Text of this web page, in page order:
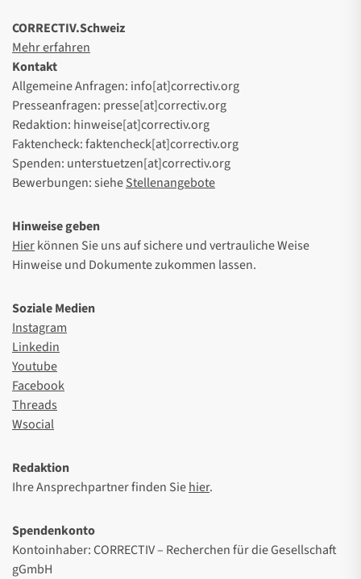
CORRECTIV.Schweiz
Mehr erfahren
Kontakt
Allgemeine Anfragen: info[at]correctiv.org
Presseanfragen: presse[at]correctiv.org
Redaktion: hinweise[at]correctiv.org
Faktencheck: faktencheck[at]correctiv.org
Spenden: unterstuetzen[at]correctiv.org
Bewerbungen: sieheStellenangebote
Hinweise geben
Hierkönnen Sie uns auf sichere und vertrauliche Weise
Hinweise und Dokumente zukommen lassen.
Soziale Medien
Instagram
Linkedin
Youtube
Facebook
Threads
Wsocial
Redaktion
Ihre Ansprechpartner finden Siehier.
Spendenkonto
Kontoinhaber: CORRECTIV – Recherchen für die Gesellschaft
gGmbH